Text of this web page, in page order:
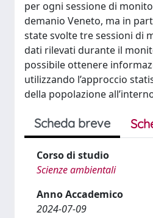
per ogni sessione di
demanio Veneto, ma in
state svolte tre sessioni di
dati rilevati durante il
possibile ottenere
utilizzando l’approccio
della popolazione
Scheda breve
Corso di studio
Scienze ambientali
Anno Accademico
2024-07-09